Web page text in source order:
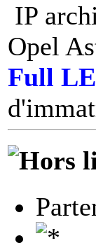
IP
Opel
Full